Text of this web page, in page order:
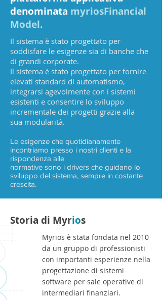
denominata myriosFinancial
Model.
Il sistema è stato progettato per
soddisfare le esigenze sia di banche che
di grandi corporate.
Il sistema è stato progettato per fornire
elevati standard di automatismo,
integrarsi agevolmente con i sistemi
esistenti e consentire lo sviluppo
incrementale dei progetti grazie alla
sua modularità.
Le esigenze che quotidianamente
incontriamo presso i nostri clienti e la
rispondenza alle
normative sono i drivers che guidano lo
sviluppo del sistema, sempre in costante
crescita.
Storia di Myrios
Myrios è stata fondata nel 2010
da un gruppo di professionisti
con importanti esperienze nella
progettazione di sistemi
software per sale operative di
intermediari finanziari.